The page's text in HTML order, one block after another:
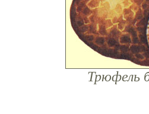
Трюфель